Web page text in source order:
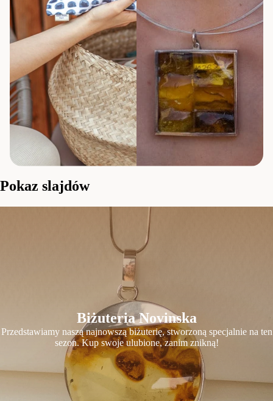
Pokaz slajdów
Biżuteria Novinska
Przedstawiamy naszą najnowszą biżuterię, stworzoną specjalnie na ten
sezon. Kup swoje ulubione, zanim znikną!